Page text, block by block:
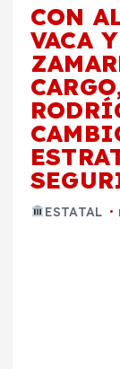
CON
VACA
ESTATAL